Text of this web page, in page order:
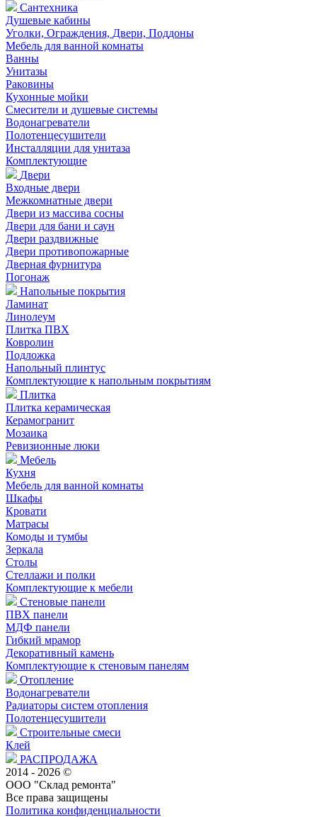
Сантехника
Душевые кабины
Уголки, Ограждения, Двери, Поддоны
Мебель для ванной комнаты
Ванны
Унитазы
Раковины
Кухонные мойки
Смесители и душевые системы
Водонагреватели
Полотенцесушители
Инсталляции для унитаза
Комплектующие
Двери
Входные двери
Межкомнатные двери
Двери из массива сосны
Двери для бани и саун
Двери раздвижные
Двери противопожарные
Дверная фурнитура
Погонаж
Напольные покрытия
Ламинат
Линолеум
Плитка ПВХ
Ковролин
Подложка
Напольный плинтус
Комплектующие к напольным покрытиям
Плитка
Плитка керамическая
Керамогранит
Мозаика
Ревизионные люки
Мебель
Кухня
Мебель для ванной комнаты
Шкафы
Кровати
Матрасы
Комоды и тумбы
Зеркала
Столы
Стеллажи и полки
Комплектующие к мебели
Стеновые панели
ПВХ панели
МДФ панели
Гибкий мрамор
Декоративный камень
Комплектующие к стеновым панелям
Отопление
Водонагреватели
Радиаторы систем отопления
Полотенцесушители
Строительные смеси
Клей
РАСПРОДАЖА
2014 - 2026 ©
ООО "Склад ремонта"
Все права защищены
Политика конфиденциальности